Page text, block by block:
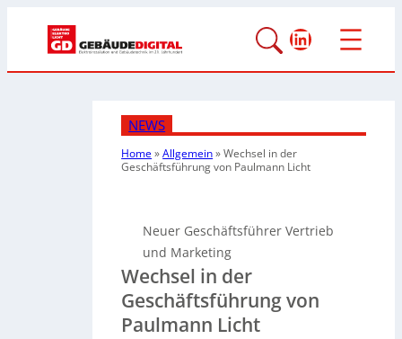
LinkedIn
NEWS
Home»Allgemein»Wechsel in der
Geschäftsführung von Paulmann Licht
Neuer Geschäftsführer Vertrieb
und Marketing
Wechsel in der
Geschäftsführung von
Paulmann Licht